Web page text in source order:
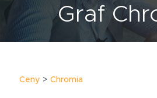
Graf
Ceny Chromia